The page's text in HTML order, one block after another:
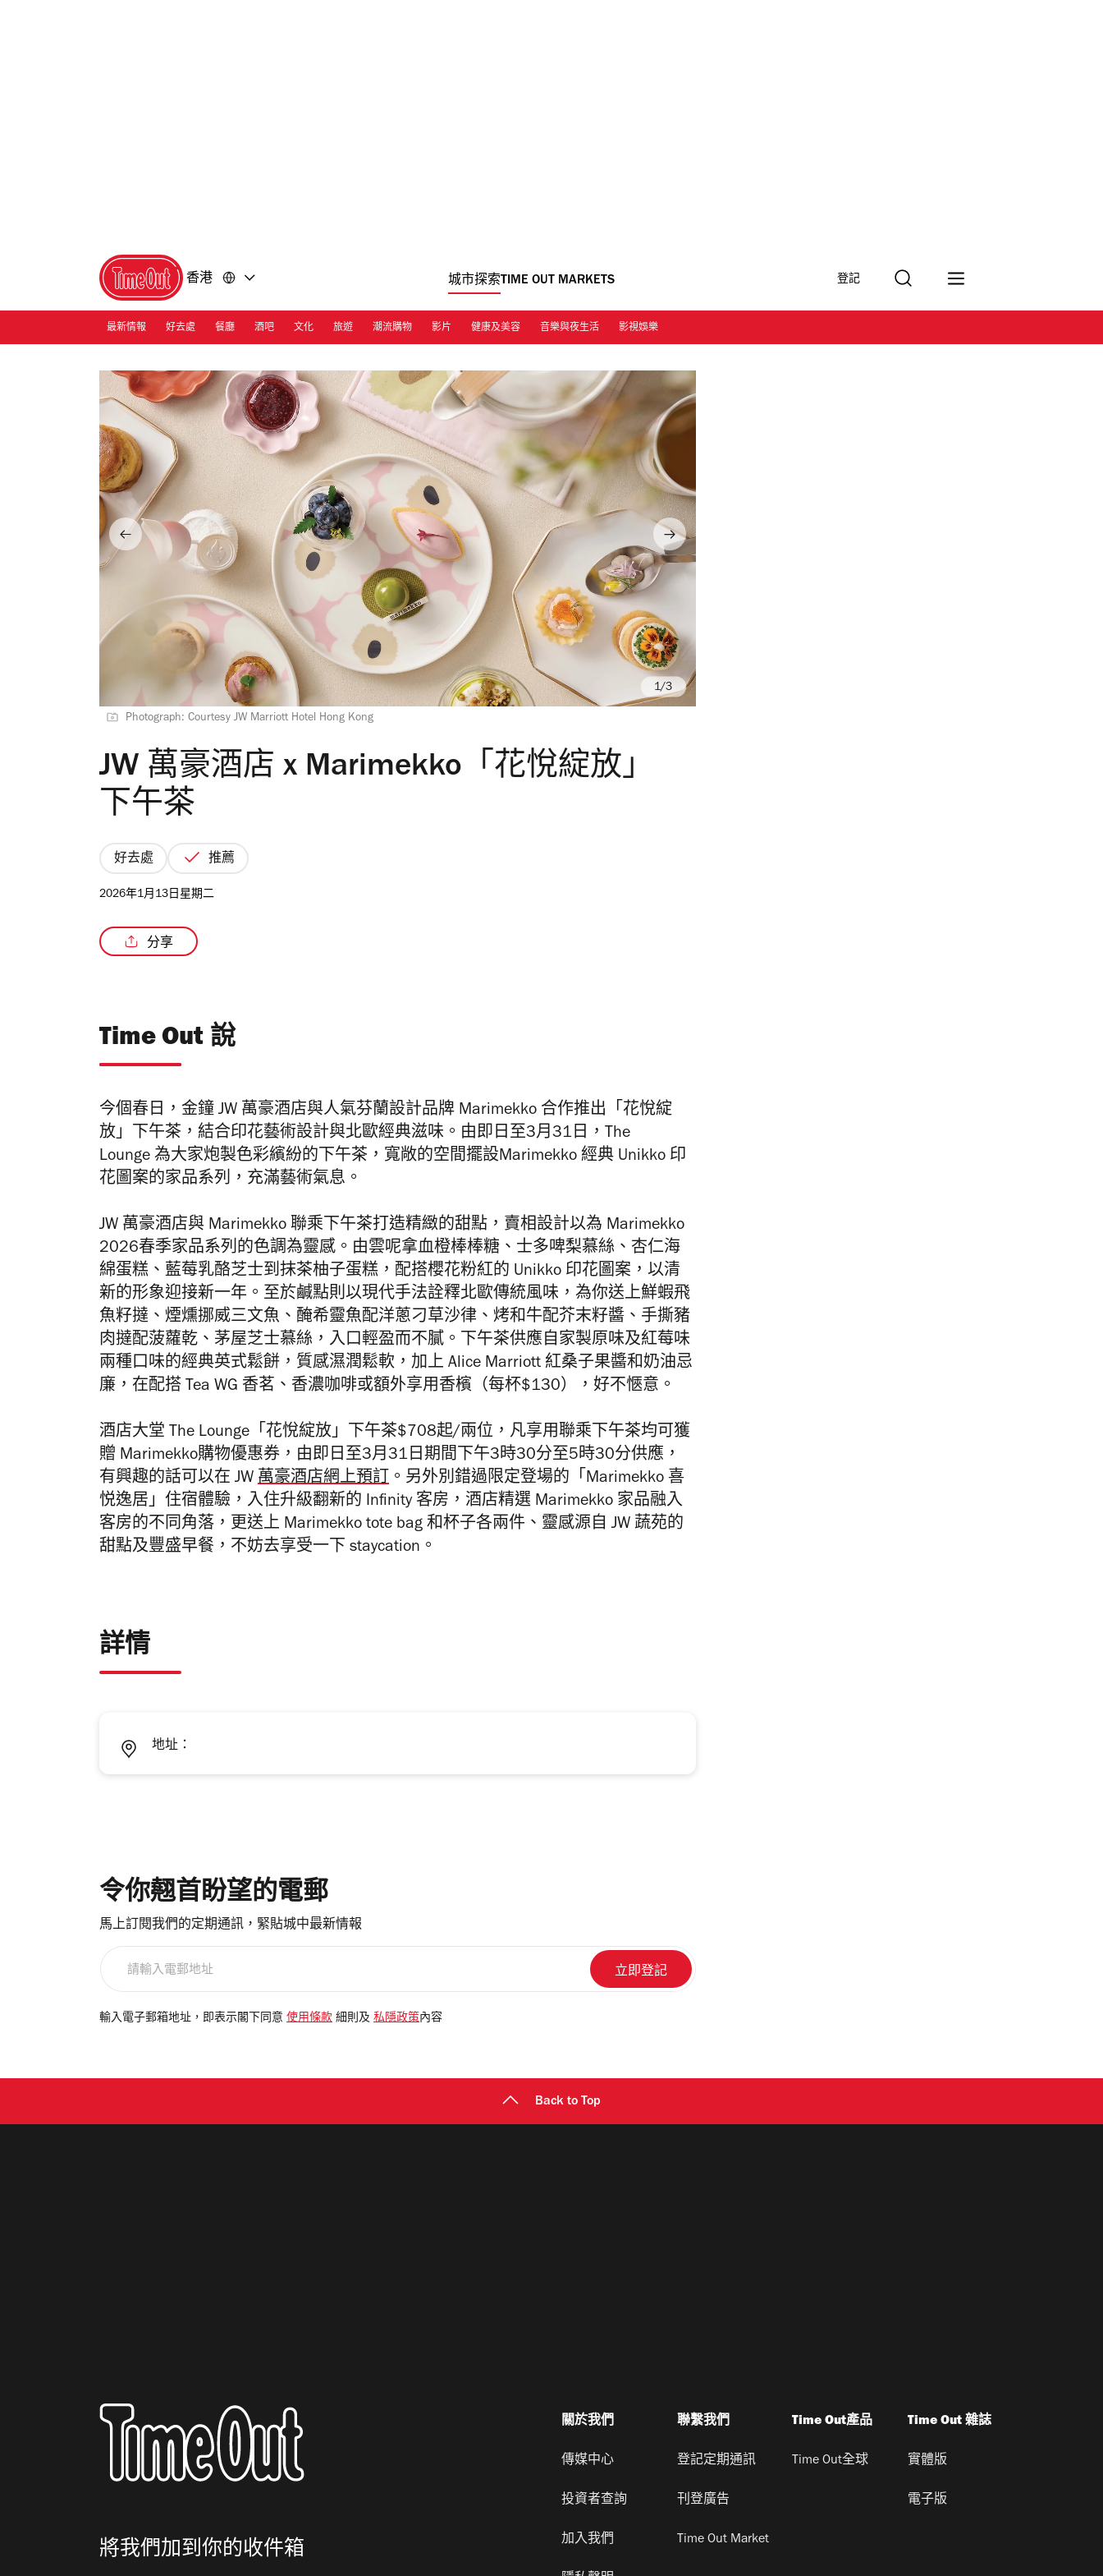
香港 城市探索TIME OUT MARKETS 登記
最新情報 好去處 餐廳 酒吧 文化 旅遊 潮流購物 影片 健康及美容 音樂與夜生活 影視娛樂
Photograph: Courtesy JW Marriott Hotel Hong Kong
/3
JW 萬豪酒店 x Marimekko「花悅綻放」
下午茶
好去處 推薦
2026年1月13日星期二
分享
Time Out 說
今個春日，金鐘 JW 萬豪酒店與人氣芬蘭設計品牌 Marimekko 合作推出「花悅綻
放」下午茶，結合印花藝術設計與北歐經典滋味。由即日至3月31日，The
Lounge 為大家炮製色彩繽紛的下午茶，寬敞的空間擺設Marimekko 經典 Unikko 印
花圖案的家品系列，充滿藝術氣息。
JW 萬豪酒店與 Marimekko 聯乘下午茶打造精緻的甜點，賣相設計以為 Marimekko
2026春季家品系列的色調為靈感。由雲呢拿血橙棒棒糖、士多啤梨慕絲、杏仁海
綿蛋糕、藍莓乳酪芝士到抹茶柚子蛋糕，配搭櫻花粉紅的 Unikko 印花圖案，以清
新的形象迎接新一年。至於鹹點則以現代手法詮釋北歐傳統風味，為你送上鮮蝦飛
魚籽撻、煙燻挪威三文魚、醃希靈魚配洋蔥刁草沙律、烤和牛配芥末籽醬、手撕豬
肉撻配菠蘿乾、茅屋芝士慕絲，入口輕盈而不膩。下午茶供應自家製原味及紅莓味
兩種口味的經典英式鬆餅，質感濕潤鬆軟，加上 Alice Marriott 紅桑子果醬和奶油忌
廉，在配搭 Tea WG 香茗、香濃咖啡或額外享用香檳（每杯$130），好不愜意。
酒店大堂 The Lounge 「花悅綻放」下午茶$708起/兩位，凡享用聯乘下午茶均可獲
贈 Marimekko購物優惠券，由即日至3月31日期間下午3時30分至5時30分供應，
有興趣的話可以在 JW 萬豪酒店網上預訂 。另外別錯過限定登場的「 Marimekko 喜
悦逸居」住宿體驗，入住升級翻新的 Infinity 客房，酒店精選 Marimekko 家品融入
客房的不同角落，更送上 Marimekko tote bag 和杯子各兩件、靈感源自 JW 蔬苑的
甜點及豐盛早餐，不妨去享受一下 staycation。
詳情
地址：
令你翹首盼望的電郵
馬上訂閱我們的定期通訊，緊貼城中最新情報
電
輸入電子郵箱地址，即表示閣下同意 使用條款 細則及 私隱政策 內容
Back to Top
將我們加到你的收件箱
關於我們
傳媒中心
投資者查詢
加入我們
聯繫我們
登記定期通訊
刊登廣告
Time Out Market
Time Out產品
Time Out全球
Time Out 雜誌
實體版
電子版